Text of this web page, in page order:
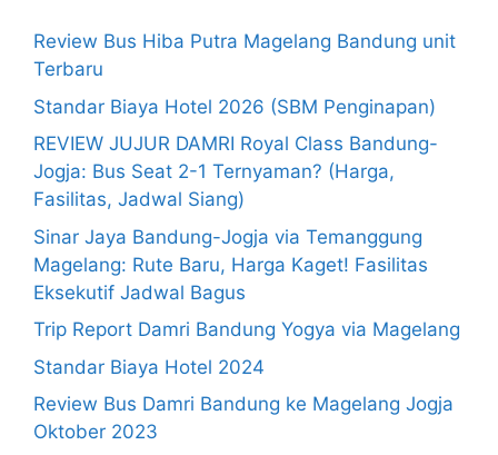
Review Bus Hiba Putra Magelang Bandung unit
Terbaru
Standar Biaya Hotel 2026 (SBM Penginapan)
REVIEW JUJUR DAMRI Royal Class Bandung-
Jogja: Bus Seat 2-1 Ternyaman? (Harga,
Fasilitas, Jadwal Siang)
Sinar Jaya Bandung-Jogja via Temanggung
Magelang: Rute Baru, Harga Kaget! Fasilitas
Eksekutif Jadwal Bagus
Trip Report Damri Bandung Yogya via Magelang
Standar Biaya Hotel 2024
Review Bus Damri Bandung ke Magelang Jogja
Oktober 2023